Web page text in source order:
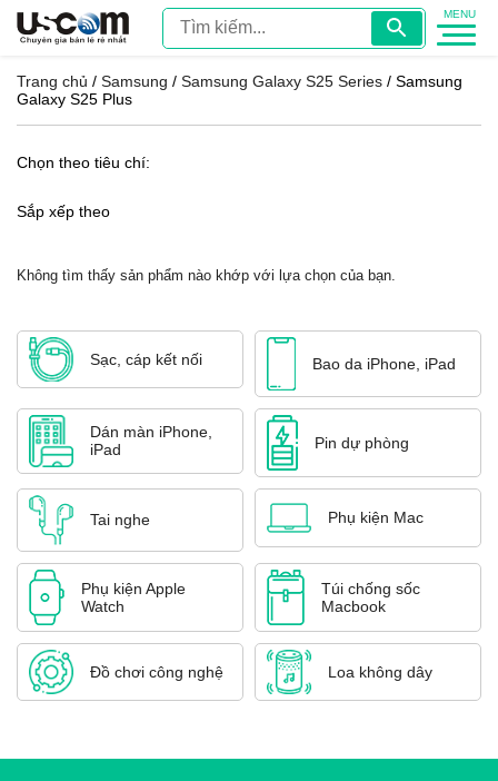
Trang chủ / Samsung / Samsung Galaxy S25 Series / Samsung
Galaxy S25 Plus
Chọn theo tiêu chí:
Sắp xếp theo
Không tìm thấy sản phẩm nào khớp với lựa chọn của bạn.
Sạc, cáp kết nối Bao da iPhone, iPad
Dán màn iPhone,
iPad
Pin dự phòng
Tai nghe Phụ kiện Mac
Phụ kiện Apple
Watch
Túi chống sốc
Macbook
Đồ chơi công nghệ Loa không dây